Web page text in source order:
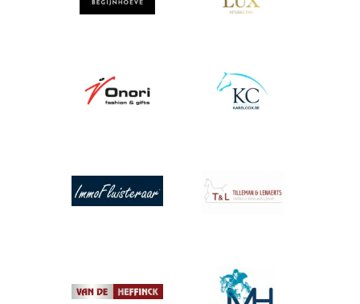
Afbeelding Afbeelding
Afbeelding Afbeelding
Afbeelding
Afbeelding